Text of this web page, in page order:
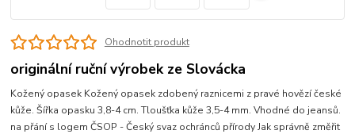
Ohodnotit produkt
originální ruční výrobek ze Slovácka
Kožený opasek Kožený opasek zdobený raznicemi z pravé hovězí české
kůže. Šířka opasku 3,8-4 cm. Tloušťka kůže 3,5-4 mm. Vhodné do jeansů.
na přání s logem ČSOP - Český svaz ochránců přírody Jak správně změřit